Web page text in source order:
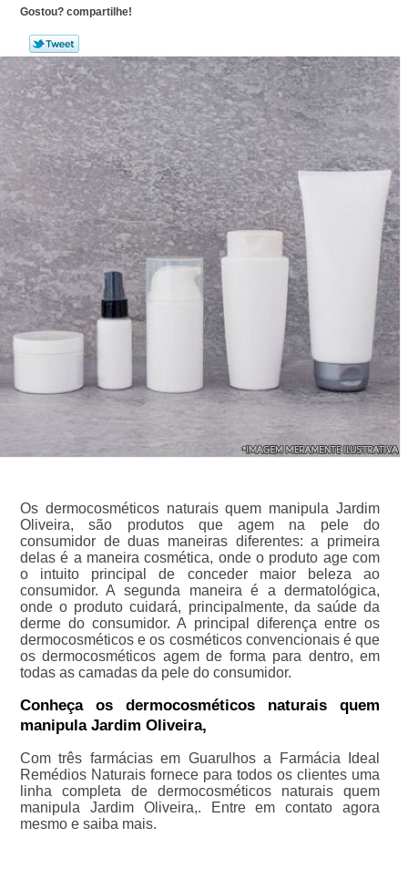
Gostou? compartilhe!
Os dermocosméticos naturais quem manipula Jardim
Oliveira, são produtos que agem na pele do
consumidor de duas maneiras diferentes: a primeira
delas é a maneira cosmética, onde o produto age com
o intuito principal de conceder maior beleza ao
consumidor. A segunda maneira é a dermatológica,
onde o produto cuidará, principalmente, da saúde da
derme do consumidor. A principal diferença entre os
dermocosméticos e os cosméticos convencionais é que
os dermocosméticos agem de forma para dentro, em
todas as camadas da pele do consumidor.
Conheça os dermocosméticos naturais quem
manipula Jardim Oliveira,
Com três farmácias em Guarulhos a Farmácia Ideal
Remédios Naturais fornece para todos os clientes uma
linha completa de dermocosméticos naturais quem
manipula Jardim Oliveira,. Entre em contato agora
mesmo e saiba mais.